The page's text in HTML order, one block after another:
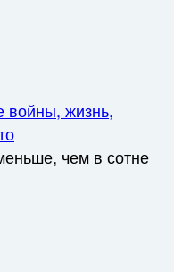
войны, жизнь,
чем в сотне